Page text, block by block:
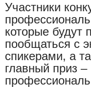
Участники
которые будут
пообщаться с
спикерами, а
главный приз